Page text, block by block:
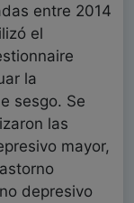
entre 2014
el
la
sesgo. Se
las
mayor,
depresivo